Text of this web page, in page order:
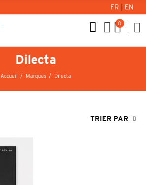
FR EN
0
Dilecta
Accueil Marques Dilecta
TRIER PAR